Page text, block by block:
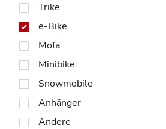
Trike
e-Bike
Mofa
Minibike
Snowmobile
Anhänger
Andere